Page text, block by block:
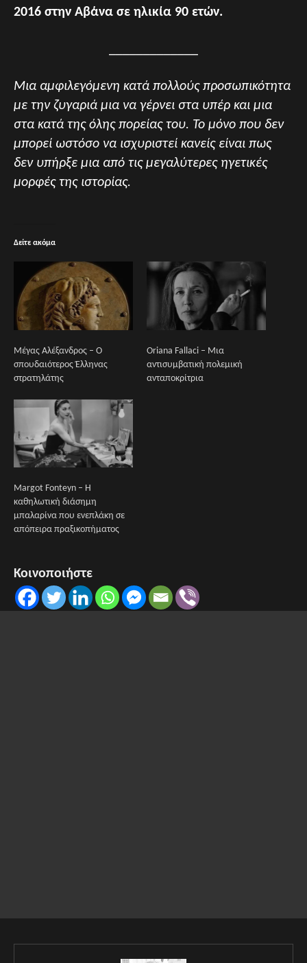
2016 στην Αβάνα σε ηλικία 90 ετών.
Μια αμφιλεγόμενη κατά πολλούς προσωπικότητα
με την ζυγαριά μια να γέρνει στα υπέρ και μια
στα κατά της όλης πορείας του. Το μόνο που δεν
μπορεί ωστόσο να ισχυριστεί κανείς είναι πως
δεν υπήρξε μια από τις μεγαλύτερες ηγετικές
μορφές της ιστορίας.
Δείτε ακόμα
Mέγας Αλέξανδρος – Ο
σπουδαιότερος Έλληνας
στρατηλάτης
Oriana Fallaci – Μια
αντισυμβατική πολεμική
ανταποκρίτρια
Margot Fonteyn – Η
καθηλωτική διάσημη
μπαλαρίνα που ενεπλάκη σε
απόπειρα πραξικοπήματος
Κοινοποιήστε